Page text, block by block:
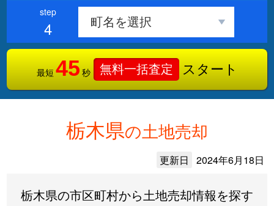
4
最短 45 秒 無料一括査定 スタート
栃木県の土地売却
更新日 2024年6月18日
栃木県の市区町村から土地売却情報を探す